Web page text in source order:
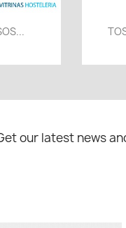
our latest news